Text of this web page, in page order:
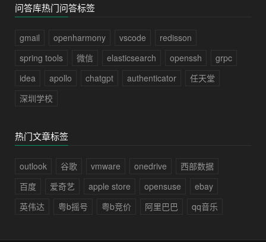
问答库热门问答标签
gmail openharmony vscode
redisson
spring tools
微信 elasticsearch openssh
grpc
idea
apollo chatgpt authenticator
任天堂
深圳学校
热门文章标签
outlook 谷歌 vmware onedrive
西部数据
百度
爱奇艺 apple store opensuse
ebay
英伟达
粤b摇号 粤b竞价 阿里巴巴 qq音乐